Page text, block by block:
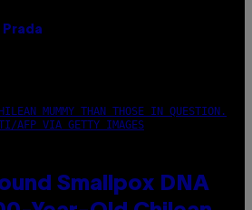
Prada
MUMMY THAN THOSE IN QUESTION.
AFP VIA GETTY IMAGES
Smallpox DNA